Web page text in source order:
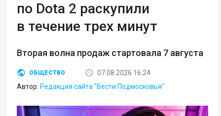
по Dota 2 раскупили
в течение трех минут
Вторая волна продаж стартовала 7 августа
ОБЩЕСТВО
07.08.2026 16:24
Автор: Редакция сайта "Вести Подмосковья"